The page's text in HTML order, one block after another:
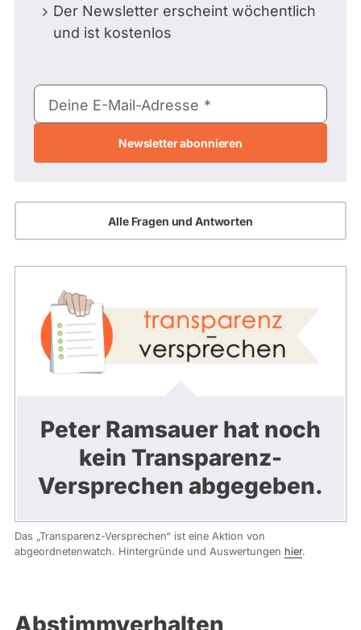
Der Newsletter erscheint wöchentlich
und ist kostenlos
E-
Mail-
Deine E-Mail-Adresse
Alle Fragen und Antworten
Peter Ramsauer hat noch
kein Transparenz-
Versprechen abgegeben.
Das „Transparenz-Versprechen“ ist eine Aktion von
abgeordnetenwatch. Hintergründe und Auswertungen hier.
Abstimmverhalten